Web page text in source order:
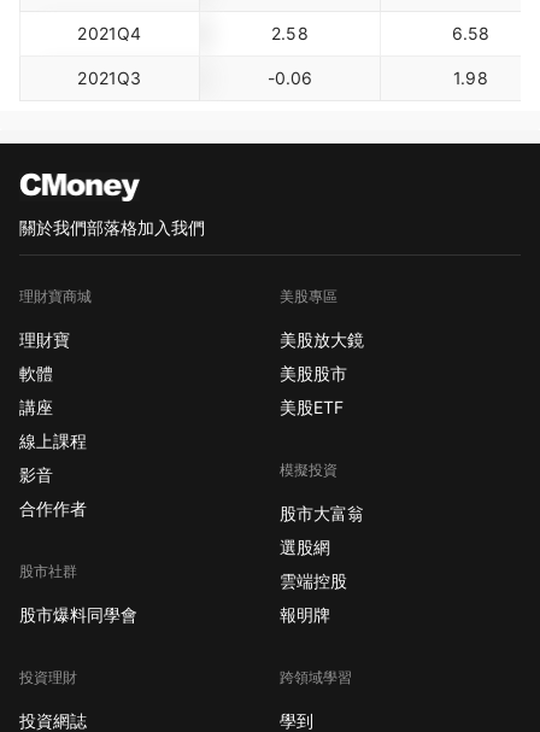
2021Q4 2.58 6.58
2021Q3 -0.06 1.98
關於我們部落格加入我們
理財寶商城
理財寶
軟體
講座
線上課程
影音
合作作者
股市社群
股市爆料同學會
投資理財
投資網誌
美股專區
美股放大鏡
美股股市
美股ETF
模擬投資
股市大富翁
選股網
雲端控股
報明牌
跨領域學習
學到